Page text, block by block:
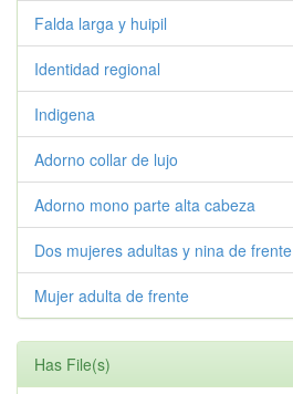
Falda larga y huipil
Identidad regional
Indigena
Adorno collar de lujo
Adorno mono parte alta cabeza
Dos mujeres adultas y nina de frente
Mujer adulta de frente
Has File(s)